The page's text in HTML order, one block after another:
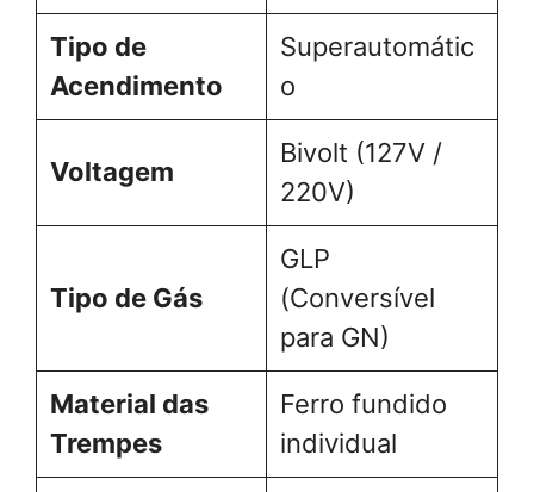
Tipo de
Acendimento
Superautomátic
o
Voltagem
Bivolt (127V /
220V)
Tipo de Gás
GLP
(Conversível
para GN)
Material das
Trempes
Ferro fundido
individual